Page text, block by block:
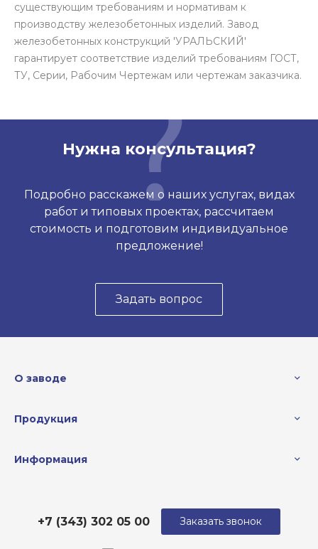
существующим требованиям и нормативам к
производству железобетонных изделий. Завод
железобетонных конструкций 'УРАЛЬСКИЙ'
гарантирует соответствие изделий требованиям ГОСТ,
ТУ, Серии, Рабочим Чертежам или чертежам заказчика.
Нужна консультация?
Подробно расскажем о наших услугах, видах
работ и типовых проектах, рассчитаем
стоимость и подготовим индивидуальное
предложение!
Задать вопрос
О заводе
Продукция
Информация
+7 (343) 302 05 00 Заказать звонок